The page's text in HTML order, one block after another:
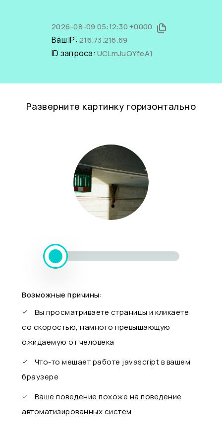
2026-08-09 05:12:30 +0000
Ваш IP: 216.73.216.69
ID запроса: UCLmJuQYfeA1
Разверните картинку горизонтально
Возможные причины:
Вы просматриваете страницы и кликаете
со скоростью, намного превышающую
ожидаемую от человека
Что-то мешает работе javascript в вашем
браузере
Ваше поведение похоже на поведение
автоматизированных систем